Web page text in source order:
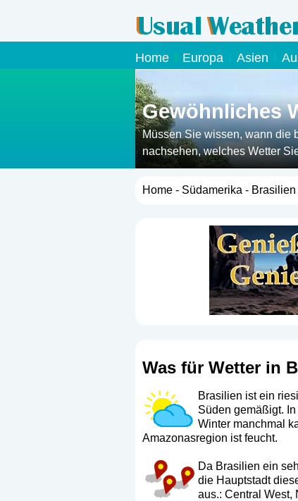
Home Europa Asien
Gewöhnliches
Müssen Sie wissen, wann die
nachsehen, welches Wetter
Home- Südamerika - Brasilien
Was für Wetter in
Brasilien ist ein
Süden gemäßigt.
Winter manchmal
Amazonasregion ist feucht.
Da Brasilien ein
die Hauptstadt
aus.: Central West,